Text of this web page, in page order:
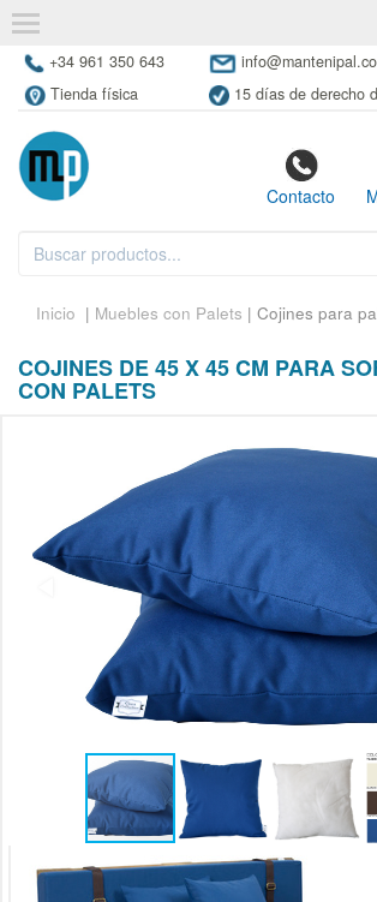
+34 961 350 643
Tienda física
15 días de derecho
Contacto
Inicio | Muebles con Palets | Cojines para
COJINES DE 45 X 45 CM PARA
CON PALETS